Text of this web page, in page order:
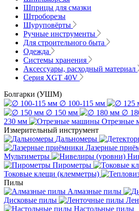
Шприцы для смазки
Штроборезы
Шуруповёрты
Ручные инструменты
Для строительного быта
Одежда
Системы хранения
Аксессуары, расходный материал
Серия XGT 40V
Болгарки (УШМ)
∅ 100-115 мм
∅ 150 мм
∅
230 мм
Отрезные
Измерительный инструмент
Дальномеры
Лазерные
Мультиметры
Пирометры
Токовые клещи (клемметры)
Пилы
Алмазные пилы
Дисковые пилы
Настольные пилы